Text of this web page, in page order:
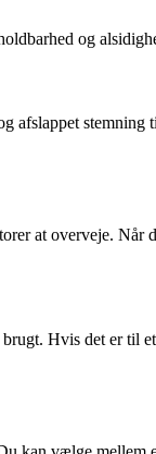
og
afslappet
at overveje.
Hvis det er til